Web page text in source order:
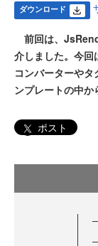
ダウンロード
前回は、
介しました。今回
コンバーターや
ンプレートの中か
ポスト